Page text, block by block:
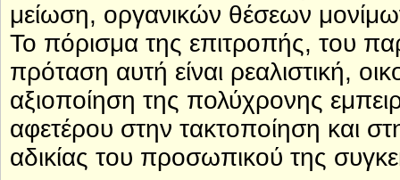
μείωση, οργανικών θέσεων
Το πόρισμα της επιτροπής, του
πρόταση αυτή είναι ρεαλιστική,
αξιοποίηση της πολύχρονης
αφετέρου στην τακτοποίηση και
αδικίας του προσωπικού της